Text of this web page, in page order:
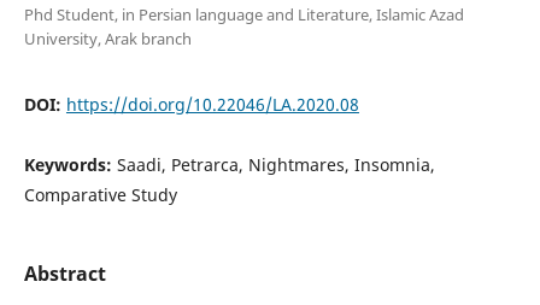
Phd Student, in Persian language and Literature, Islamic Azad
University, Arak branch
DOI: https://doi.org/10.22046/LA.2020.08
Keywords: Saadi, Petrarca, Nightmares, Insomnia,
Comparative Study
Abstract